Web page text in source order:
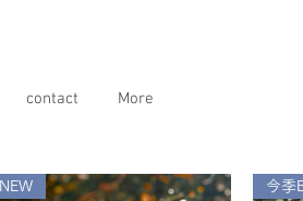
contact More
NEW 今季